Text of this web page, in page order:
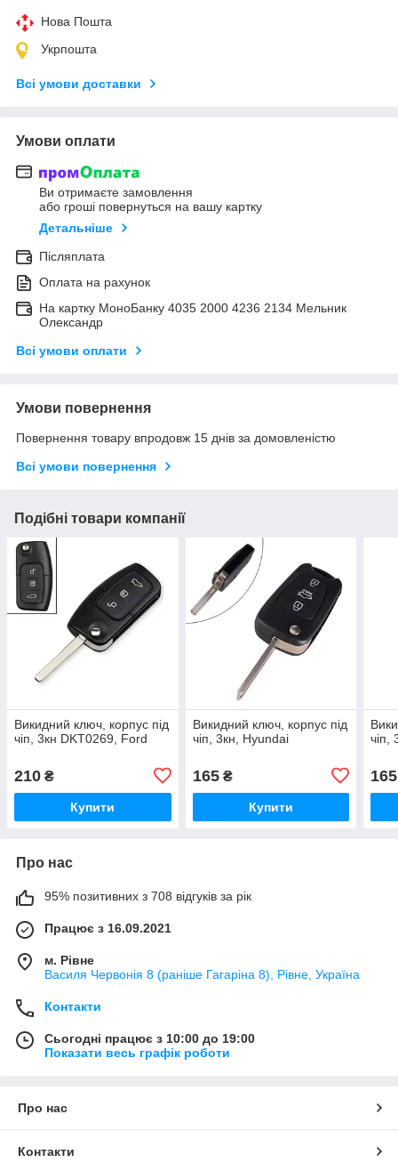
Нова Пошта
Укрпошта
Всі умови доставки
Умови оплати
Ви отримаєте замовлення
або гроші повернуться на вашу картку
Детальніше
Післяплата
Оплата на рахунок
На картку МоноБанку 4035 2000 4236 2134 Мельник
Олександр
Всі умови оплати
Умови повернення
Повернення товару впродовж 15 днів за домовленістю
Всі умови повернення
Подібні товари компанії
Викидний ключ, корпус під
чіп, 3кн DKT0269, Ford
210 ₴
Купити
Викидний ключ, корпус під
чіп, 3кн, Hyundai
165₴
Купити
чіп,
165
Про нас
95% позитивних з 708 відгуків за рік
Працює з 16.09.2021
м. Рівне
Василя Червонія 8 (раніше Гагаріна 8), Рівне, Україна
Контакти
Сьогодні працює з 10:00 до 19:00
Показати весь графік роботи
Про нас
Контакти